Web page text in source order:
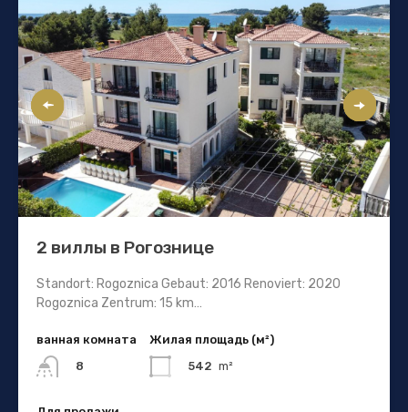
2 виллы в Рогознице
Standort: Rogoznica Gebaut: 2016 Renoviert: 2020
Rogoznica Zentrum: 15 km…
ванная комната
8
Жилая площадь (м²)
542 m²